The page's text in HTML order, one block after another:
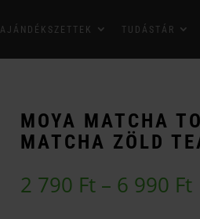
AJÁNDÉKSZETTEK TUDÁSTÁR
MOYA MATCHA
MATCHA ZÖLD
2 790 Ft – 6 990 Ft
2